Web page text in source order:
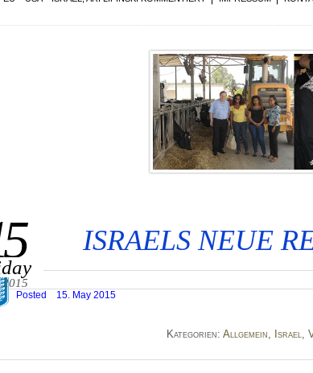
ISRAELS NEUE
Posted 15. May 2015
2015
Kategorien: Allgemein Israel